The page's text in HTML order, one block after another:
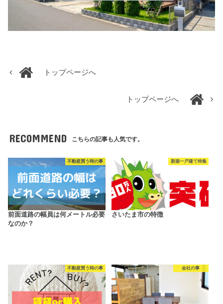
トップページへ
トップページへ
RECOMMEND こちらの記事も人気です。
不動産買う時の事
前面道路の幅員は何メートル必要
なのか？
新築一戸建て特集
さいたま市の特徴
不動産買う時の事 会社の事